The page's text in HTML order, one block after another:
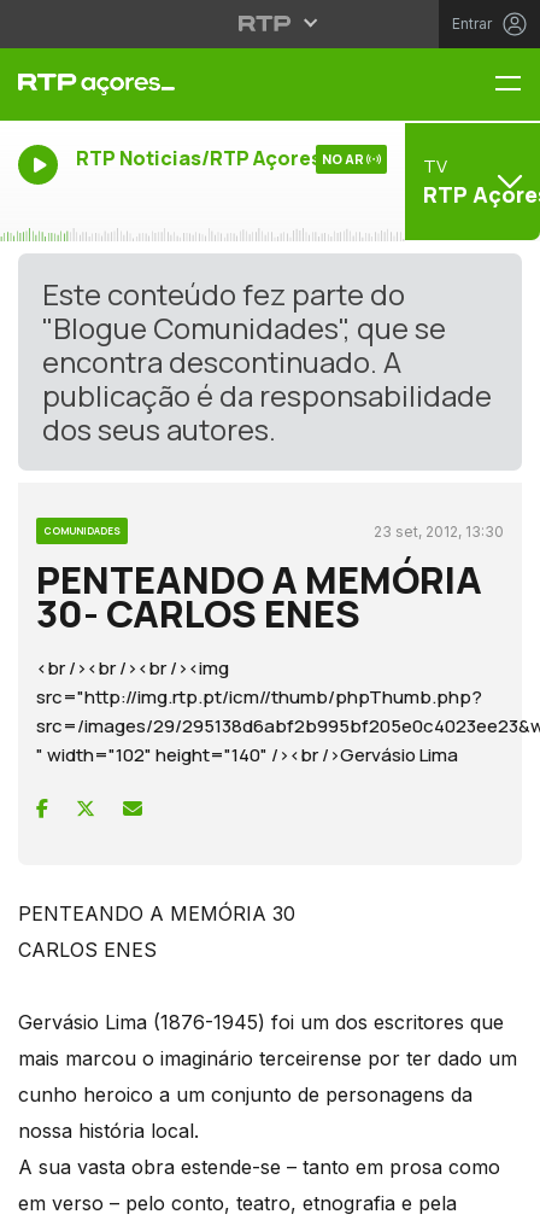
Entrar
RTP Noticias/RTP Açores NO AR TV
RTP
Este conteúdo fez parte do
"Blogue Comunidades", que se
encontra descontinuado. A
publicação é da responsabilidade
dos seus autores.
COMUNIDADES 23 set, 2012, 13:30
PENTEANDO A MEMÓRIA
30- CARLOS ENES
<br /><br /><br /><img
src="http://img.rtp.pt/icm//thumb/phpThumb.php?
src=/images/29/
" width="102" height="140" /><br />Gervásio Lima
PENTEANDO A MEMÓRIA 30
CARLOS ENES
Gervásio Lima (1876-1945) foi um dos escritores que
mais marcou o imaginário terceirense por ter dado um
cunho heroico a um conjunto de personagens da
nossa história local.
A sua vasta obra estende-se – tanto em prosa como
em verso – pelo conto, teatro, etnografia e pela